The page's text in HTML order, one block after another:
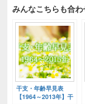
みんなこちらも合
干支・年齢早見表
【1964～2013年】干